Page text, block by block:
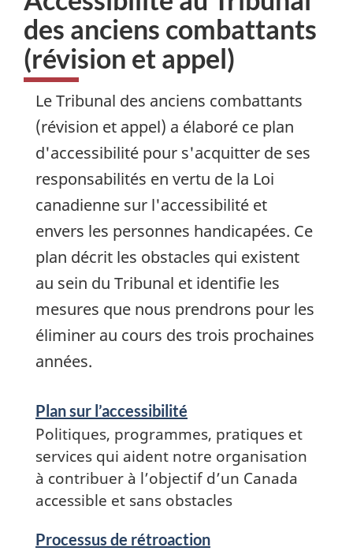
des anciens combattants
(révision et appel)
Le Tribunal des anciens combattants
(révision et appel) a élaboré ce plan
d'accessibilité pour s'acquitter de ses
responsabilités en vertu de la Loi
canadienne sur l'accessibilité et
envers les personnes handicapées. Ce
plan décrit les obstacles qui existent
au sein du Tribunal et identifie les
mesures que nous prendrons pour les
éliminer au cours des trois prochaines
années.
Services
and
information
Plan sur l’accessibilité
Politiques, programmes, pratiques et
services qui aident notre organisation
à contribuer à l’objectif d’un Canada
accessible et sans obstacles
Processus de rétroaction